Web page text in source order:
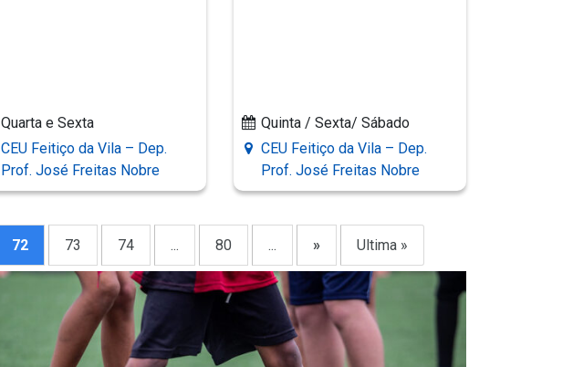
Quarta e Sexta
CEU Feitiço da Vila – Dep.
Prof. José Freitas Nobre
Quinta / Sexta/ Sábado
CEU Feitiço da Vila – Dep.
Prof. José Freitas Nobre
72 73 74 ... 80 ... » Ultima »